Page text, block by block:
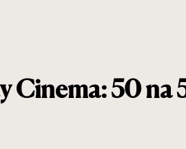
50 na